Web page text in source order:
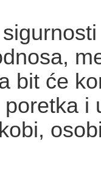
bit će
i